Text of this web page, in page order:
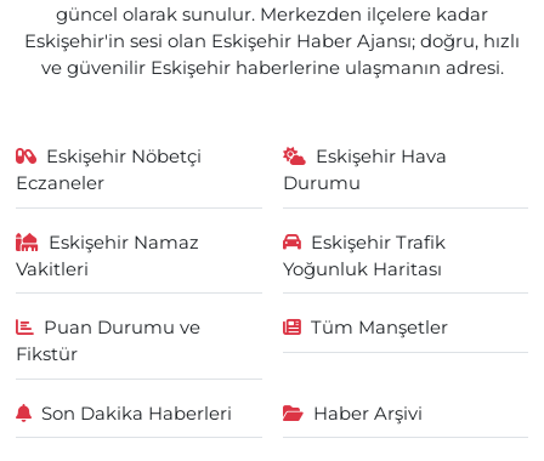
güncel olarak sunulur. Merkezden ilçelere kadar
Eskişehir'in sesi olan Eskişehir Haber Ajansı; doğru, hızlı
ve güvenilir Eskişehir haberlerine ulaşmanın adresi.
Eskişehir Nöbetçi
Eczaneler
Eskişehir Hava
Durumu
Eskişehir Namaz
Vakitleri
Eskişehir Trafik
Yoğunluk Haritası
Puan Durumu ve
Fikstür
Tüm Manşetler
Son Dakika Haberleri Haber Arşivi